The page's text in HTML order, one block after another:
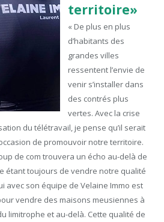
territoire»
« De plus en plus
d’habitants des
grandes villes
ressentent l’envie de
venir s’installer dans
des contrés plus
vertes. Avec la crise
du télétravail, je pense qu’il serait
de promouvoir notre territoire.
de com trouvera un écho au-delà de
étant toujours de vendre notre qualité
avec son équipe de Velaine Immo est
vendre des maisons meusiennes à
limitrophe et au-delà. Cette qualité de